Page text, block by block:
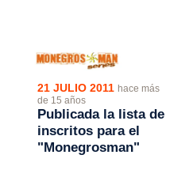
21 JULIO 2011 hace más
de 15 años
Publicada la lista de
inscritos para el
"Monegrosman"